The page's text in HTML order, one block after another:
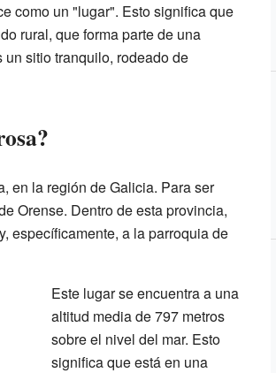
como un "lugar". Esto significa que
rural, que forma parte de una
sitio tranquilo, rodeado de
en la región de Galicia. Para ser
Orense. Dentro de esta provincia,
específicamente, a la parroquia de
Este lugar se encuentra a una
altitud media de 797 metros
sobre el nivel del mar. Esto
significa que está en una